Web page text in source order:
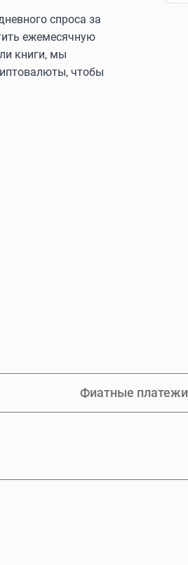
спроса за
ежемесячную
книги, мы
чтобы
Фиатные платежи